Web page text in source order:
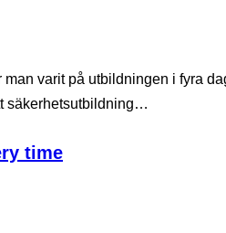
varit på utbildningen i fyra
säkerhetsutbildning…
time